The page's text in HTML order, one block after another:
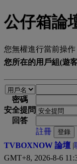
公仔箱論
您無權進行當前操
您所在的用戶組(遊
密碼
安全提問
回答
註冊
登錄
TVBOXNOW 論壇 |
GMT+8, 2026-8-6